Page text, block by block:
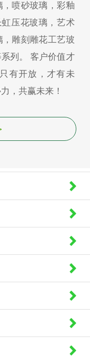
喷砂玻璃，彩釉
压花玻璃，艺术
雕刻雕花工艺玻
列。 客户价值才
有开放，才有未
，共赢未来！